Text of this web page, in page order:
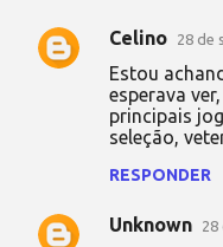
Celino 28 de
Estou
esperava
principais
seleção,
RESPONDER
Unknown 28